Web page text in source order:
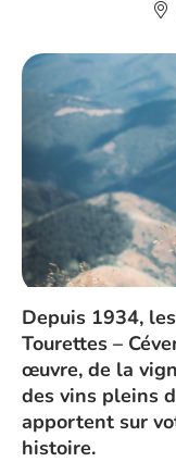
Depuis 1934,
Tourettes –
œuvre, de la
des vins pleins
apportent sur
histoire.